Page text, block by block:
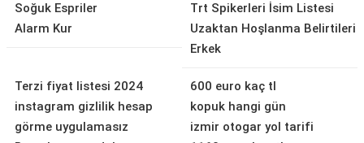
Soğuk Espriler
Alarm Kur
Trt Spikerleri İsim Listesi
Uzaktan Hoşlanma Belirtileri
Erkek
Terzi fiyat listesi 2024
instagram gizlilik hesap
görme uygulamasız
600 euro kaç tl
kopuk hangi gün
izmir otogar yol tarifi